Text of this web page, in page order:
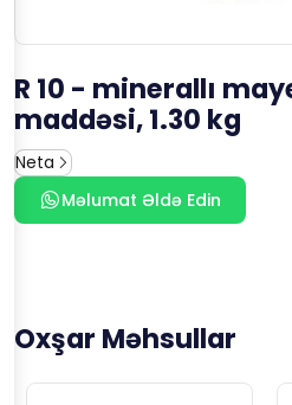
R 10 - minerallı
maddəsi, 1.30 kg
Neta
Məlumat Əldə Edin
Oxşar Məhsullar